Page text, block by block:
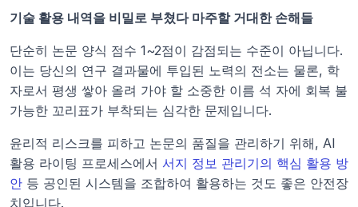
기술 활용 내역을 비밀로 부쳤다 마주할 거대한 손해들
단순히 논문 양식 점수 1~2점이 감점되는 수준이 아닙니다.
이는 당신의 연구 결과물에 투입된 노력의 전소는 물론, 학
자로서 평생 쌓아 올려 가야 할 소중한 이름 석 자에 회복 불
가능한 꼬리표가 부착되는 심각한 문제입니다.
윤리적 리스크를 피하고 논문의 품질을 관리하기 위해, AI
활용 라이팅 프로세스에서 서지 정보 관리기의 핵심 활용 방
안 등 공인된 시스템을 조합하여 활용하는 것도 좋은 안전장
치입니다.